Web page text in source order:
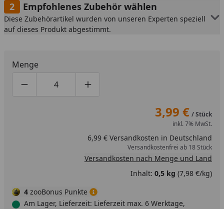
Empfohlenes Zubehör wählen
Diese Zubehörartikel wurden von unseren Experten speziell
auf dieses Produkt abgestimmt.
Menge
Produktmenge um eins verringern
Produktmenge manuell eingeben
Produktmenge um eins erhöhen
3,99 € / Stück
inkl. 7% MwSt.
6,99 € Versandkosten in Deutschland
Versandkostenfrei ab 18 Stück
Versandkosten nach Menge und Land
Inhalt: 0,5 kg (7,98 €/kg)
4 zooBonus Punkte
Am Lager, Lieferzeit: Lieferzeit max. 6 Werktage,